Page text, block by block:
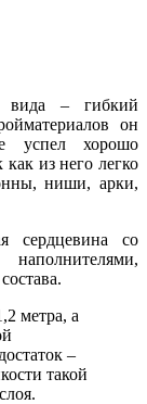
вида – гибкий
он
успел хорошо
как из него легко
ниши, арки,
сердцевина со
метра, а
–
такой